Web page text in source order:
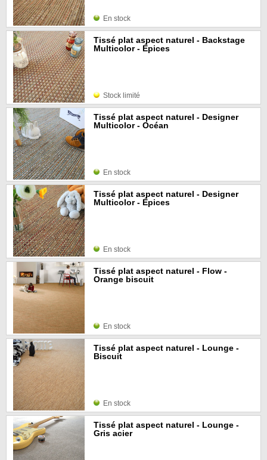
En stock
Tissé plat aspect naturel - Backstage
Multicolor - Épices
Stock limité
Tissé plat aspect naturel - Designer
Multicolor - Océan
En stock
Tissé plat aspect naturel - Designer
Multicolor - Épices
En stock
Tissé plat aspect naturel - Flow -
Orange biscuit
En stock
Tissé plat aspect naturel - Lounge -
Biscuit
En stock
Tissé plat aspect naturel - Lounge -
Gris acier